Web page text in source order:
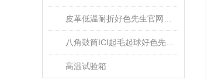
高温试验箱